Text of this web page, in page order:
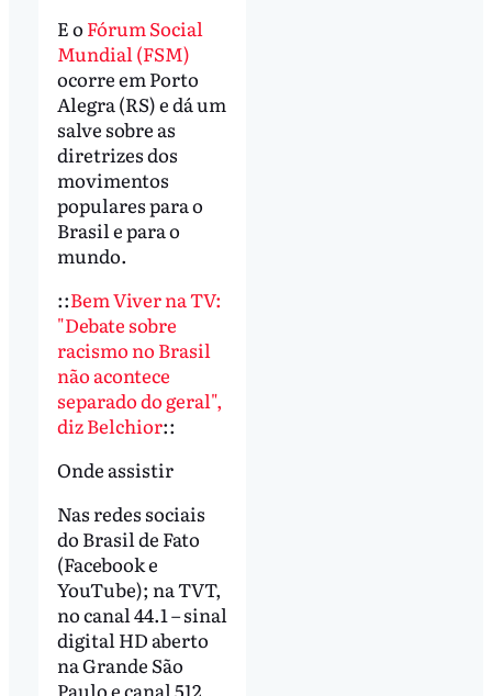
E o Fórum Social
Mundial (FSM)
ocorre em Porto
Alegra (RS) e dá um
salve sobre as
diretrizes dos
movimentos
populares para o
Brasil e para o
mundo.
::Bem Viver na TV:
"Debate sobre
racismo no Brasil
não acontece
separado do geral",
diz Belchior::
Onde assistir
Nas redes sociais
do Brasil de Fato
(Facebook e
YouTube); na TVT,
no canal 44.1 – sinal
digital HD aberto
na Grande São
Paulo e canal 512